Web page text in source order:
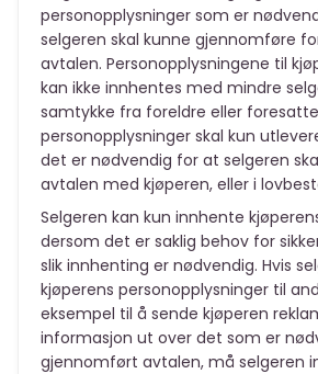
personopplysninger som er
selgeren skal kunne gjennomføre
avtalen. Personopplysningene til
kan ikke innhentes med mindre
samtykke fra foreldre eller
personopplysninger skal kun
det er nødvendig for at selgeren
avtalen med kjøperen, eller i
Selgeren kan kun innhente
dersom det er saklig behov for
slik innhenting er nødvendig. Hvis
kjøperens personopplysninger til
eksempel til å sende kjøperen
informasjon ut over det som er
gjennomført avtalen, må selgeren